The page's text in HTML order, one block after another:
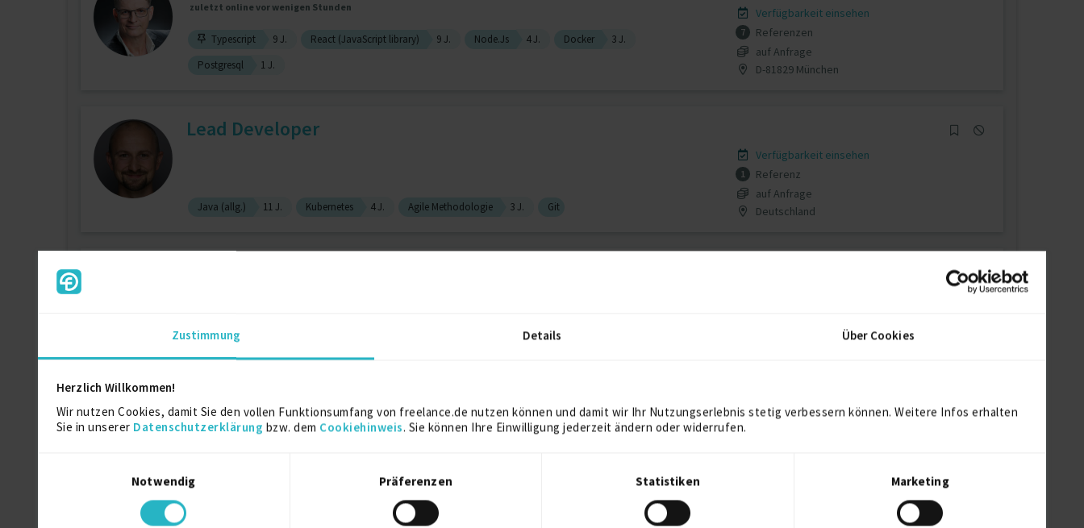
Zustimmung Details Über Cookies
Herzlich Willkommen!
Wir nutzen Cookies, damit Sie den vollen Funktionsumfang von freelance.de nutzen können und damit wir Ihr Nutzungserlebnis stetig verbessern können. Weitere Infos erhalten
Sie in unserer Datenschutzerklärung bzw. dem Cookiehinweis. Sie können Ihre Einwilligung jederzeit ändern oder widerrufen.
Notwendig
Präferenzen Statistiken Marketing
zuletzt online vor wenigen Stunden
Typescript 9 J. React (JavaScript library) 9 J. Node.Js 4 J. Docker
3 J.
Postgresql
1 J.
Verfügbarkeit einsehen
7
Referenzen
auf Anfrage
D-81829 München
Lead Developer
Java (allg.) 11 J. Kubernetes 4 J. Agile Methodologie 3 J. Git
Verfügbarkeit einsehen
1
Referenz
auf Anfrage
Deutschland
Full Stack Entwickler (JAVA)
zuletzt online vor wenigen Tagen
DevOps 6 J.